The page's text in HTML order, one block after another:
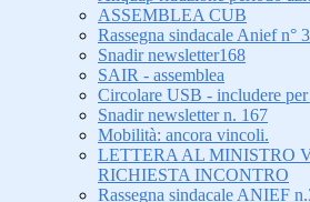
ASSEMBLEA CUB
Rassegna sindacale Anief n°
Snadir newsletter168
SAIR - assemblea
Circolare USB - includere per
Snadir newsletter n. 167
Mobilità: ancora vincoli.
LETTERA AL MINISTRO
RICHIESTA INCONTRO
Rassegna sindacale ANIEF